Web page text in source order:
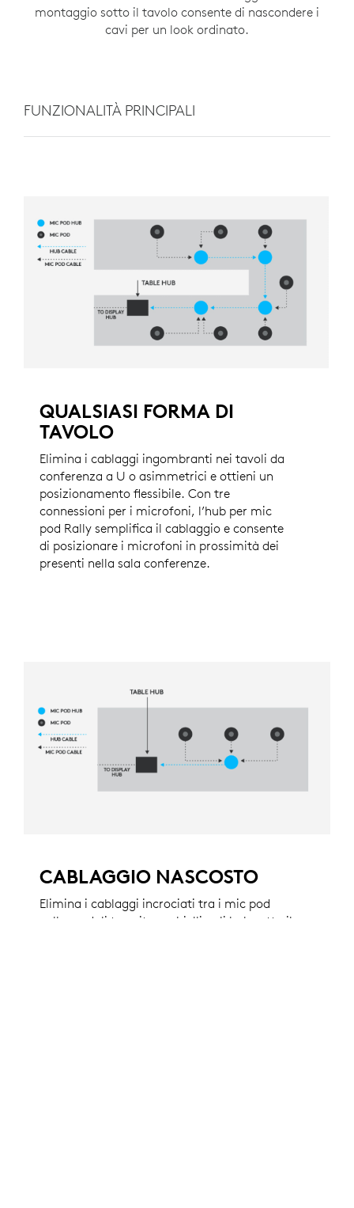
montaggio sotto il tavolo consente di nascondere i
cavi per un look ordinato.
FUNZIONALITÀ PRINCIPALI
QUALSIASI FORMA DI
TAVOLO
Elimina i cablaggi ingombranti nei tavoli da
conferenza a U o asimmetrici e ottieni un
posizionamento flessibile. Con tre
connessioni per i microfoni, l’hub per mic
pod Rally semplifica il cablaggio e consente
di posizionare i microfoni in prossimità dei
presenti nella sala conferenze.
CABLAGGIO NASCOSTO
Elimina i cablaggi incrociati tra i mic pod
collegandoli tramite occhielli agli hub sotto il